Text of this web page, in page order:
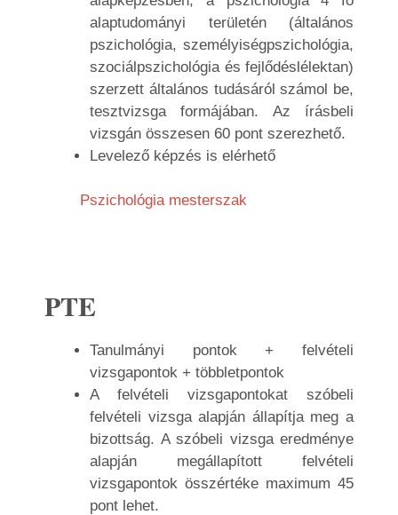
alaptudományi területén (általános
pszichológia, személyiségpszichológia,
szociálpszichológia és fejlődéslélektan)
szerzett általános tudásáról számol be,
tesztvizsga formájában. Az írásbeli
vizsgán összesen 60 pont szerezhető.
Levelező képzés is elérhető
Pszichológia mesterszak
PTE
Tanulmányi pontok + felvételi
vizsgapontok + többletpontok
A felvételi vizsgapontokat szóbeli
felvételi vizsga alapján állapítja meg a
bizottság. A szóbeli vizsga eredménye
alapján megállapított felvételi
vizsgapontok összértéke maximum 45
pont lehet.